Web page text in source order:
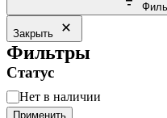
Закрыть
Фильтры
Статус
Статус
Нет в наличии
Применить